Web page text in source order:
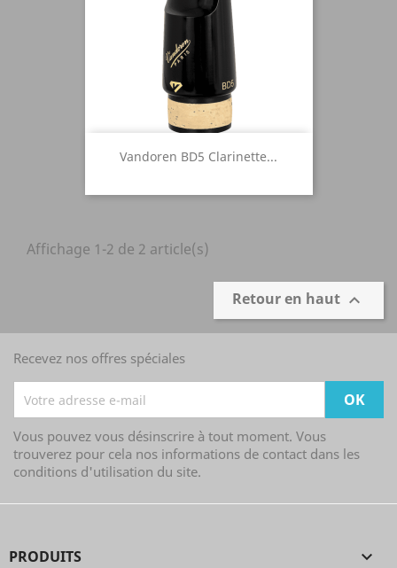
Vandoren BD5 Clarinette...
Affichage 1-2 de 2 article(s)
Retour en haut 
Recevez nos offres spéciales
Vous pouvez vous désinscrire à tout moment. Vous
trouverez pour cela nos informations de contact dans les
conditions d'utilisation du site.
PRODUITS 